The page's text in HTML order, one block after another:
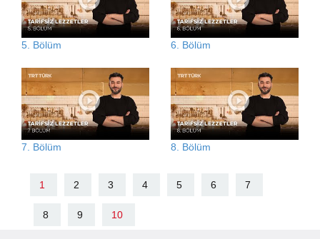
5. Bölüm 6. Bölüm
7. Bölüm 8. Bölüm
1 2 3 4 5 6 7
8 9 10